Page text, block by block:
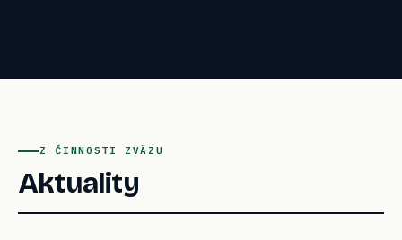
Z ČINNOSTI ZVÄZU
Aktuality